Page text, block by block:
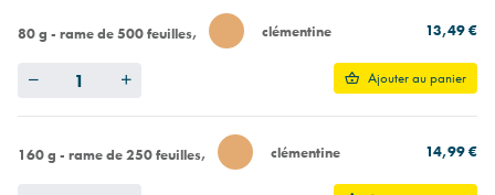
80 g - rame de 500 feuilles clémentine 13,49 €
Ajouter au panier
160 g - rame de 250 feuilles clémentine 14,99 €